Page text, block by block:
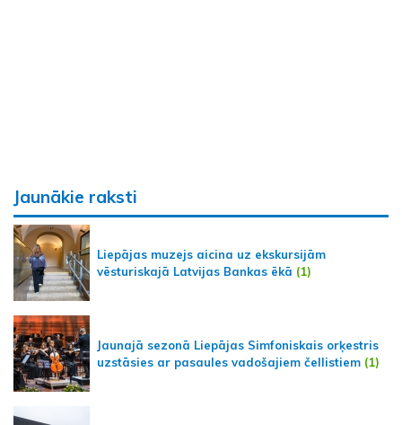
Jaunākie raksti
Liepājas muzejs aicina uz ekskursijām
vēsturiskajā Latvijas Bankas ēkā (1)
Jaunajā sezonā Liepājas Simfoniskais orķestris
uzstāsies ar pasaules vadošajiem čellistiem (1)